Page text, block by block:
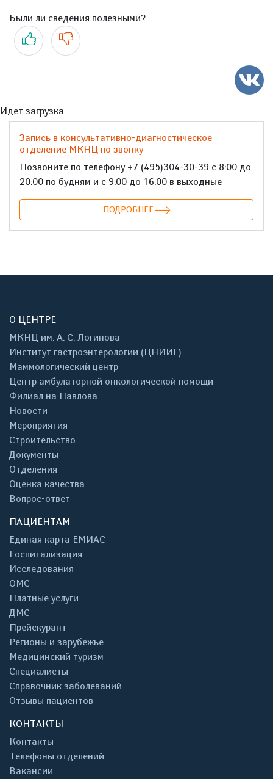
Были ли сведения полезными?
Да Нет
Идет загрузка
Запись в консультативно-диагностическое
отделение МКНЦ по звонку
Позвоните по телефону +7 (495)304-30-39 с 8:00 до
20:00 по будням и с 9:00 до 16:00 в выходные
ПОДРОБНЕЕ
О ЦЕНТРЕ
МКНЦ им. А. С. Логинова
Институт гастроэнтерологии (ЦНИИГ)
Маммологический центр
Центр амбулаторной онкологической помощи
Филиал на Павлова
Новости
Мероприятия
Строительство
Документы
Отделения
Оценка качества
Вопрос-ответ
ПАЦИЕНТАМ
Единая карта ЕМИАС
Госпитализация
Исследования
ОМС
Платные услуги
ДМС
Прейскурант
Регионы и зарубежье
Медицинский туризм
Специалисты
Справочник заболеваний
Отзывы пациентов
КОНТАКТЫ
Контакты
Телефоны отделений
Вакансии